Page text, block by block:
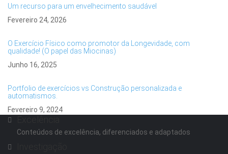
Um recurso para um envelhecimento saudável
Fevereiro 24, 2026
O Exercício Físico como promotor da Longevidade, com
qualidade! (O papel das Miocinas)
Junho 16, 2025
Portfolio de exercícios vs Construção personalizada e
automatismos.
Fevereiro 9, 2024
Conteúdos de excelência, diferenciados e adaptados